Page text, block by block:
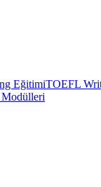
EğitimiTOEFL